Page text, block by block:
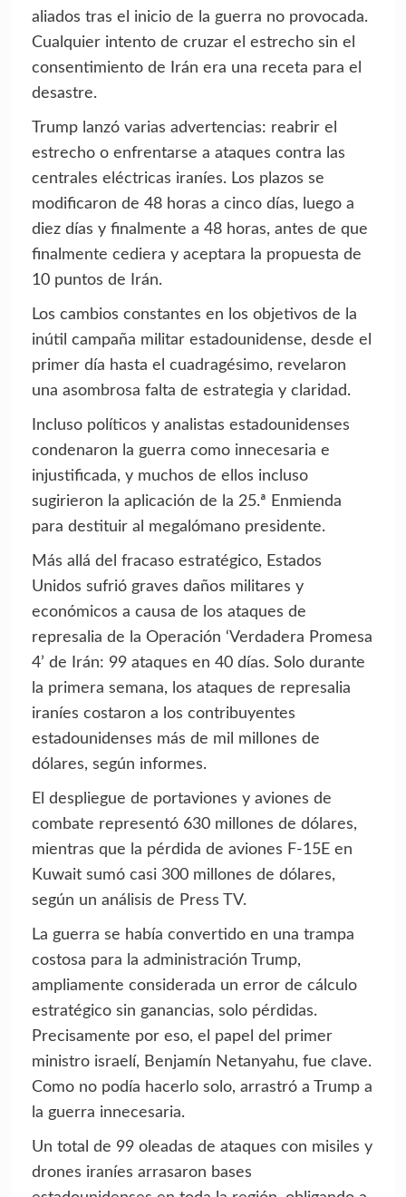
aliados tras el inicio de la guerra no provocada.
Cualquier intento de cruzar el estrecho sin el
consentimiento de Irán era una receta para el
desastre.
Trump lanzó varias advertencias: reabrir el
estrecho o enfrentarse a ataques contra las
centrales eléctricas iraníes. Los plazos se
modificaron de 48 horas a cinco días, luego a
diez días y finalmente a 48 horas, antes de que
finalmente cediera y aceptara la propuesta de
10 puntos de Irán.
Los cambios constantes en los objetivos de la
inútil campaña militar estadounidense, desde el
primer día hasta el cuadragésimo, revelaron
una asombrosa falta de estrategia y claridad.
Incluso políticos y analistas estadounidenses
condenaron la guerra como innecesaria e
injustificada, y muchos de ellos incluso
sugirieron la aplicación de la 25.ª Enmienda
para destituir al megalómano presidente.
Más allá del fracaso estratégico, Estados
Unidos sufrió graves daños militares y
económicos a causa de los ataques de
represalia de la Operación ‘Verdadera Promesa
4’ de Irán: 99 ataques en 40 días. Solo durante
la primera semana, los ataques de represalia
iraníes costaron a los contribuyentes
estadounidenses más de mil millones de
dólares, según informes.
El despliegue de portaviones y aviones de
combate representó 630 millones de dólares,
mientras que la pérdida de aviones F-15E en
Kuwait sumó casi 300 millones de dólares,
según un análisis de Press TV.
La guerra se había convertido en una trampa
costosa para la administración Trump,
ampliamente considerada un error de cálculo
estratégico sin ganancias, solo pérdidas.
Precisamente por eso, el papel del primer
ministro israelí, Benjamín Netanyahu, fue clave.
Como no podía hacerlo solo, arrastró a Trump a
la guerra innecesaria.
Un total de 99 oleadas de ataques con misiles y
drones iraníes arrasaron bases